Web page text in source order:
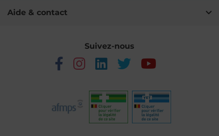
Aide & contact
Suivez-nous